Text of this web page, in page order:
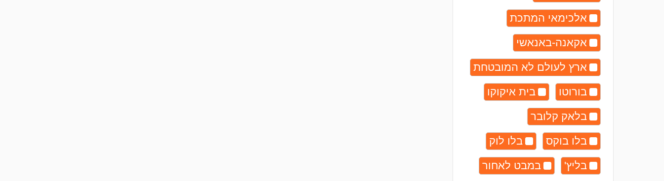
אלכימאי המתכת
אקאנה-באנאשי
ארץ לעולם לא המובטחת
בורוטו
בית איקוקו
בלאק קלובר
בלו בוקס
בלו לוק
בליץ'
במבט לאחור